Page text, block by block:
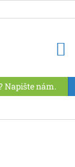
Napište nám.